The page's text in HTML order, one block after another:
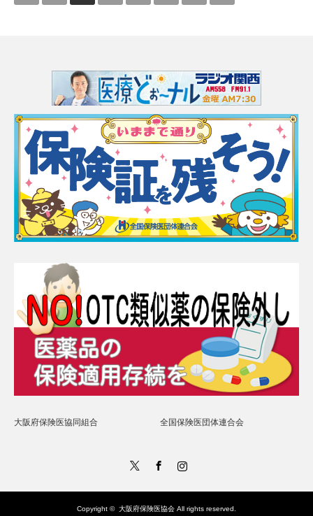
大阪府保険医協同組合 全国保険医団体連合会
Instagram
Copyright © 大阪府保険医協会 All rights reserved.